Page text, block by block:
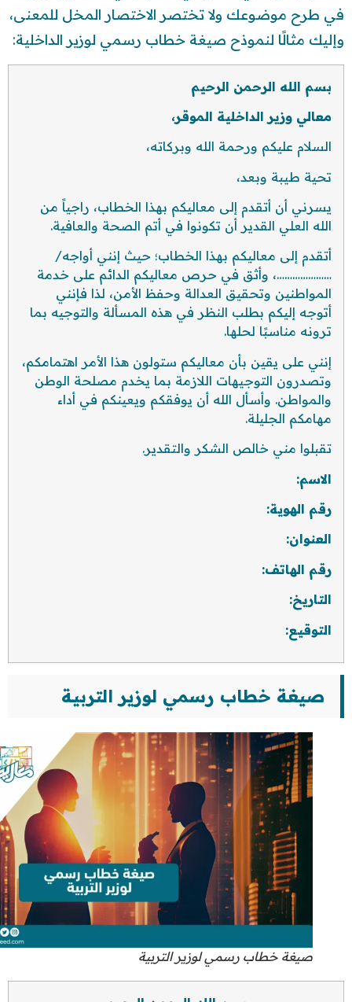
في طرح موضوعك ولا تختصر الاختصار المخل للمعنى،
وإليك مثالًا لنموذح صيغة خطاب رسمي لوزير الداخلية:
بسم الله الرحمن الرحيم
معالي وزير الداخلية الموقر،
السلام عليكم ورحمة الله وبركاته،
تحية طيبة وبعد،
يسرني أن أتقدم إلى معاليكم بهذا الخطاب، راجياً من
الله العلي القدير أن تكونوا في أتم الصحة والعافية.
أتقدم إلى معاليكم بهذا الخطاب؛ حيث إنني أواجه/
…………………، وأثق في حرص معاليكم الدائم على خدمة
المواطنين وتحقيق العدالة وحفظ الأمن، لذا فإنني
أتوجه إليكم بطلب النظر في هذه المسألة والتوجيه بما
ترونه مناسبًا لحلها.
إنني على يقين بأن معاليكم ستولون هذا الأمر اهتمامكم،
وتصدرون التوجيهات اللازمة بما يخدم مصلحة الوطن
والمواطن. وأسأل الله أن يوفقكم ويعينكم في أداء
مهامكم الجليلة.
تقبلوا مني خالص الشكر والتقدير.
الاسم:
رقم الهوية:
العنوان:
رقم الهاتف:
التاريخ:
التوقيع:
صيغة خطاب رسمي لوزير التربية
صيغة خطاب رسمي لوزير التربية